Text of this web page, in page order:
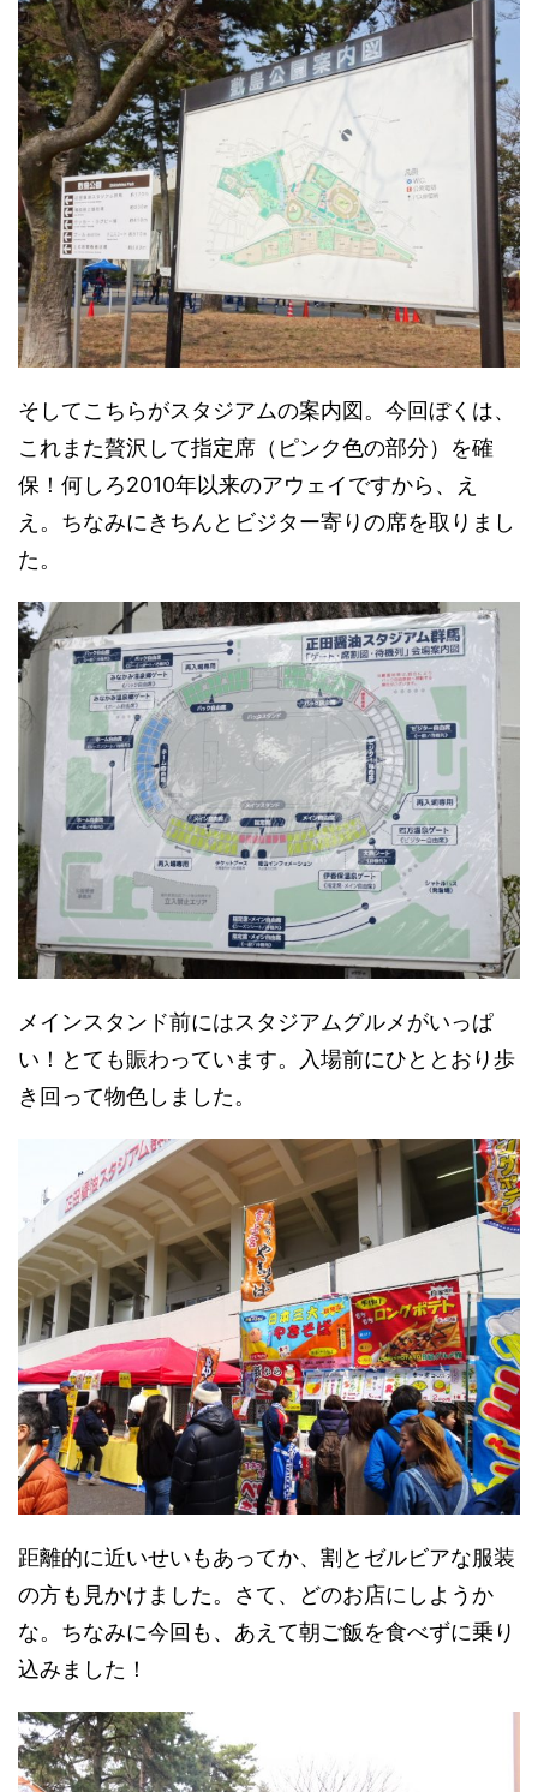
そしてこちらがスタジアムの案内図。今回ぼくは、
これまた贅沢して指定席（ピンク色の部分）を確
保！何しろ2010年以来のアウェイですから、え
え。ちなみにきちんとビジター寄りの席を取りまし
た。
メインスタンド前にはスタジアムグルメがいっぱ
い！とても賑わっています。入場前にひととおり歩
き回って物色しました。
距離的に近いせいもあってか、割とゼルビアな服装
の方も見かけました。さて、どのお店にしようか
な。ちなみに今回も、あえて朝ご飯を食べずに乗り
込みました！